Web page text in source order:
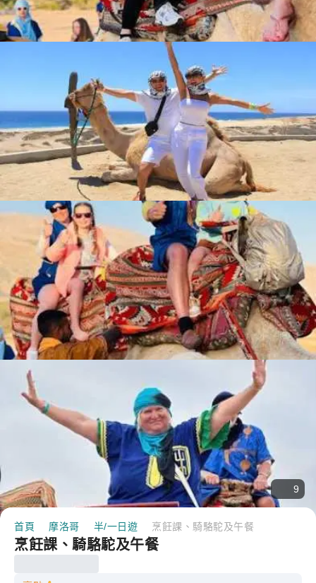
9
首頁 摩洛哥 半/一日遊 烹飪課、騎駱駝及午餐
烹飪課、騎駱駝及午餐